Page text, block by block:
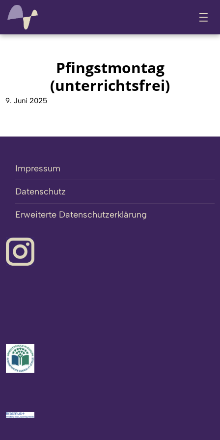
Pfingstmontag
(unterrichtsfrei)
9. Juni 2025
Impressum
Datenschutz
Erweiterte Datenschutzerklärung